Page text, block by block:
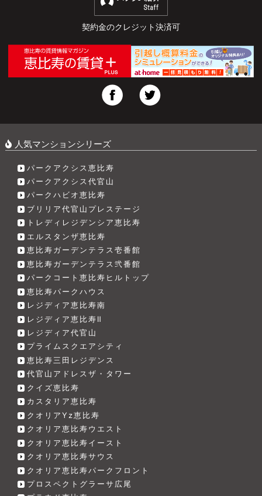
契約金のクレジット決済可
人気マンションシリーズ
パークアクシス恵比寿
パークアクシス代官山
パークハビオ恵比寿
ブリリア代官山プレステージ
トレディレジデンシア恵比寿
エルスタンザ恵比寿
恵比寿ガーデンテラス壱番館
恵比寿ガーデンテラス弐番館
パークコート恵比寿ヒルトップ
恵比寿パークハウス
レジディア恵比寿南
レジディア恵比寿Ⅱ
レジディア代官山
プライムスクエアシティ
恵比寿三田レジデンス
代官山アドレスザ・タワー
クイズ恵比寿
カスタリア恵比寿
クオリアYz恵比寿
クオリア恵比寿ウエスト
クオリア恵比寿イースト
クオリア恵比寿サウス
クオリア恵比寿パークフロント
プロスペクトグラーサ広尾